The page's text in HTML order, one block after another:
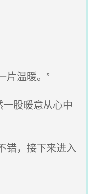
片温暖。”
股暖意从心中
错，接下来进入